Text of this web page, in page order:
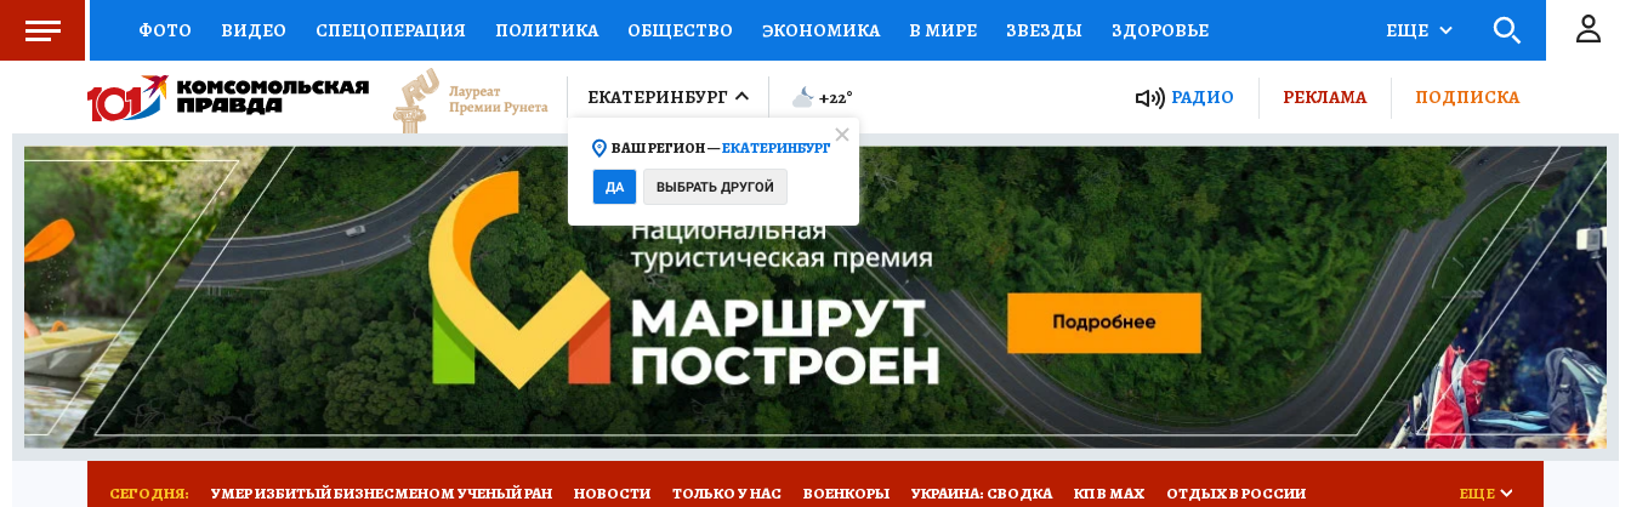
ФОТО ВИДЕО СПЕЦОПЕРАЦИЯ ПОЛИТИКА ОБЩЕСТВО ЭКОНОМИКА В МИРЕ ЗВЕЗДЫ ЗДОРОВЬЕ
СОЦПОДДЕРЖКА НАУКА СПОРТ КОЛУМНИСТЫ ПРОИСШЕСТВИЯ НАЦИОНАЛЬНЫЕ ПРОЕКТЫ РОССИИ
ВЫБОР ЭКСПЕРТОВ ДОКТОР ФИНАНСЫ ОТКРЫВАЕМ МИР Я ЗНАЮ СЕМЬЯ ЖЕНСКИЕ СЕКРЕТЫ ПУТЕВОДИТЕЛЬ
КНИЖНАЯ ПОЛКА ПРОГНОЗЫ НА СПОРТ ПРОМОКОДЫ СЕРИАЛЫ СПЕЦПРОЕКТЫ ДЕФИЦИТ ЖЕЛЕЗА ТУРИЗМ
ПРЕСС-ЦЕНТР НЕДВИЖИМОСТЬ ТЕЛЕВИЗОР КОЛЛЕКЦИИ КОНКУРСЫ РАБОТА У НАС ГИД ПОТРЕБИТЕЛЯ ВСЕ О КП
РАДИО КП ТЕСТЫ НОВОЕ НА САЙТЕ
ЕЩЕ
ЕКАТЕРИНБУРГ
ВАШ РЕГИОН —ЕКАТЕРИНБУРГ
ДА ВЫБРАТЬ ДРУГОЙ
+22° РАДИО РЕКЛАМА ПОДПИСКА
СЕГОДНЯ: УМЕР ИЗБИТЫЙ БИЗНЕСМЕНОМ УЧЕНЫЙ РАН НОВОСТИ ТОЛЬКО У НАС ВОЕНКОРЫ УКРАИНА: СВОДКА КП В МАХ ОТДЫХ В РОССИИ ЕЩЕ